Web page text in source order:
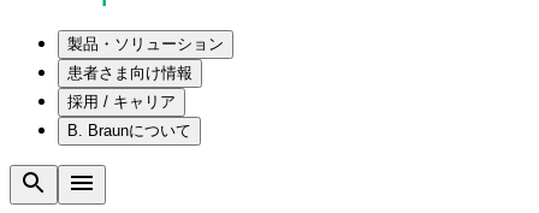
製品・ソリューション
ソリューション
患者さま向け情報
採用 / キャリア
B. Braunについて